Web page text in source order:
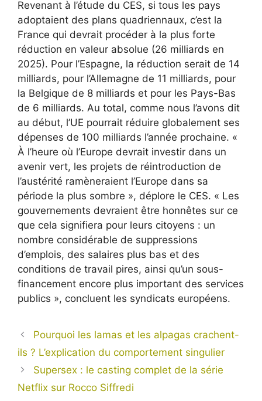
Revenant à l’étude du CES, si tous les pays
adoptaient des plans quadriennaux, c’est la
France qui devrait procéder à la plus forte
réduction en valeur absolue (26 milliards en
2025). Pour l’Espagne, la réduction serait de 14
milliards, pour l’Allemagne de 11 milliards, pour
la Belgique de 8 milliards et pour les Pays-Bas
de 6 milliards. Au total, comme nous l’avons dit
au début, l’UE pourrait réduire globalement ses
dépenses de 100 milliards l’année prochaine. «
À l’heure où l’Europe devrait investir dans un
avenir vert, les projets de réintroduction de
l’austérité ramèneraient l’Europe dans sa
période la plus sombre », déplore le CES. « Les
gouvernements devraient être honnêtes sur ce
que cela signifiera pour leurs citoyens : un
nombre considérable de suppressions
d’emplois, des salaires plus bas et des
conditions de travail pires, ainsi qu’un sous-
financement encore plus important des services
publics », concluent les syndicats européens.
Pourquoi les lamas et les alpagas crachent-
ils ? L’explication du comportement singulier
Supersex : le casting complet de la série
Netflix sur Rocco Siffredi